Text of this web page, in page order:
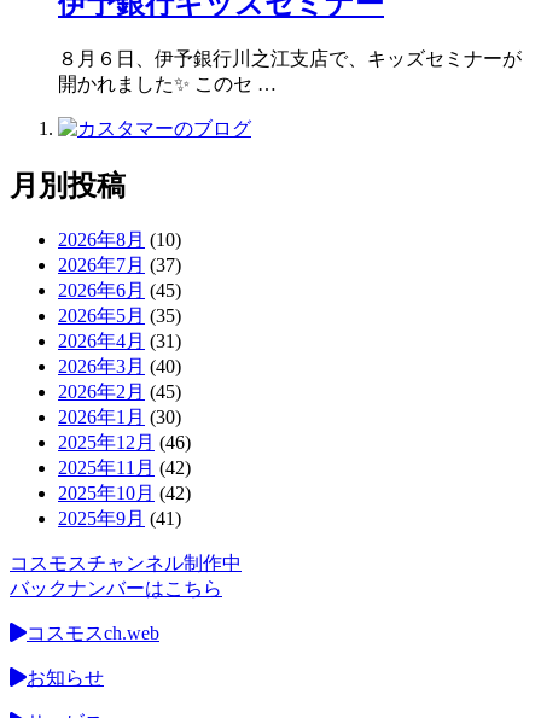
８月６日、伊予銀行川之江支店で、キッズセミナーが
開かれました✨ このセ …
月別投稿
2026年8月 (10)
2026年7月 (37)
2026年6月 (45)
2026年5月 (35)
2026年4月 (31)
2026年3月 (40)
2026年2月 (45)
2026年1月 (30)
2025年12月 (46)
2025年11月 (42)
2025年10月 (42)
2025年9月 (41)
コスモスチャンネル制作中
バックナンバーはこちら
コスモスch.web
お知らせ